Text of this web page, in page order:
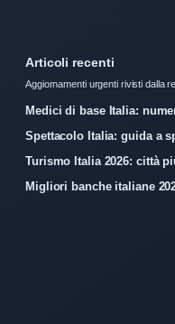
Articoli recenti
Aggiornamenti urgenti rivisti dalla
Medici di base Italia:
Spettacolo Italia: guida a
Turismo Italia 2026: città
Migliori banche italiane